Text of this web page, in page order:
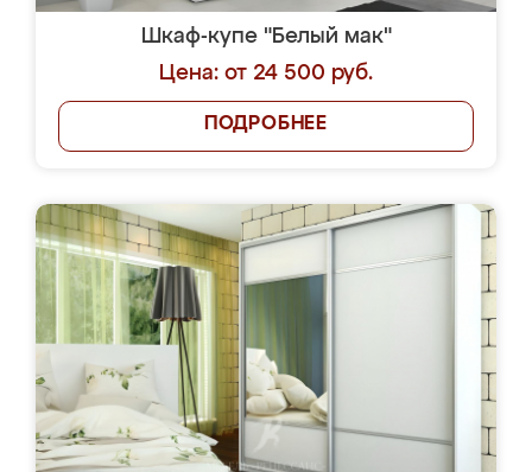
Шкаф-купе "Белый мак"
Цена: от 24 500 руб.
ПОДРОБНЕЕ